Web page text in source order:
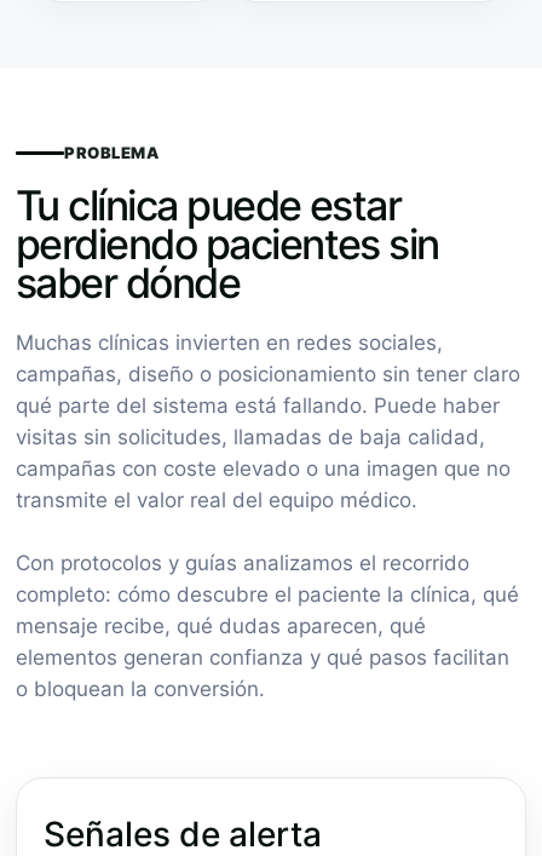
PROBLEMA
Tu clínica puede estar
perdiendo pacientes sin
saber dónde
Muchas clínicas invierten en redes sociales,
campañas, diseño o posicionamiento sin tener claro
qué parte del sistema está fallando. Puede haber
visitas sin solicitudes, llamadas de baja calidad,
campañas con coste elevado o una imagen que no
transmite el valor real del equipo médico.
Con protocolos y guías analizamos el recorrido
completo: cómo descubre el paciente la clínica, qué
mensaje recibe, qué dudas aparecen, qué
elementos generan confianza y qué pasos facilitan
o bloquean la conversión.
Señales de alerta